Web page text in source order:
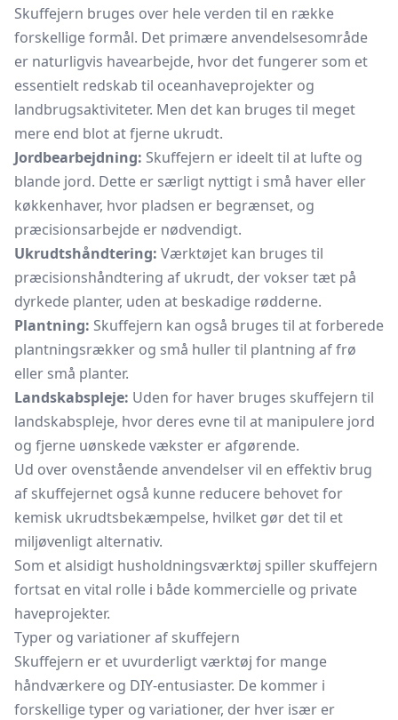
Skuffejern bruges over hele verden til en række
forskellige formål. Det primære anvendelsesområde
er naturligvis havearbejde, hvor det fungerer som et
essentielt redskab til oceanhaveprojekter og
landbrugsaktiviteter. Men det kan bruges til meget
mere end blot at fjerne ukrudt.
Jordbearbejdning: Skuffejern er ideelt til at lufte og
blande jord. Dette er særligt nyttigt i små haver eller
køkkenhaver, hvor pladsen er begrænset, og
præcisionsarbejde er nødvendigt.
Ukrudtshåndtering: Værktøjet kan bruges til
præcisionshåndtering af ukrudt, der vokser tæt på
dyrkede planter, uden at beskadige rødderne.
Plantning: Skuffejern kan også bruges til at forberede
plantningsrækker og små huller til plantning af frø
eller små planter.
Landskabspleje: Uden for haver bruges skuffejern til
landskabspleje, hvor deres evne til at manipulere jord
og fjerne uønskede vækster er afgørende.
Ud over ovenstående anvendelser vil en effektiv brug
af skuffejernet også kunne reducere behovet for
kemisk ukrudtsbekæmpelse, hvilket gør det til et
miljøvenligt alternativ.
Som et alsidigt husholdningsværktøj spiller skuffejern
fortsat en vital rolle i både kommercielle og private
haveprojekter.
Typer og variationer af skuffejern
Skuffejern er et uvurderligt værktøj for mange
håndværkere og DIY-entusiaster. De kommer i
forskellige typer og variationer, der hver især er